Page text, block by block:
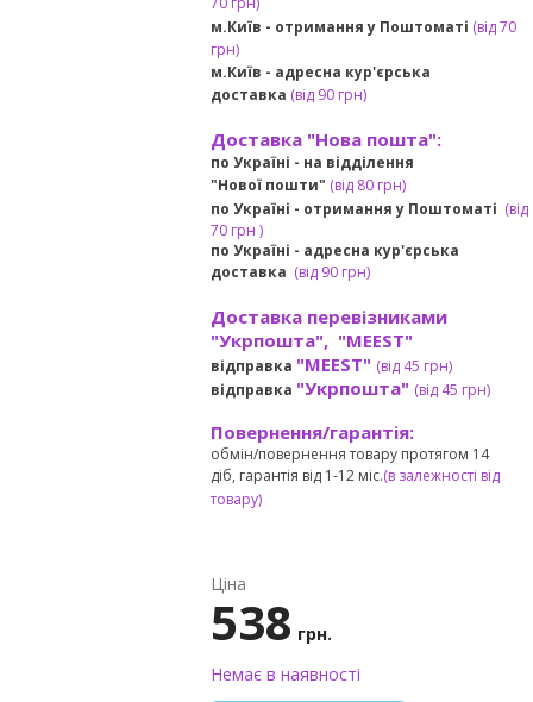
м.Київ - отримання у Поштоматі (від 70
грн)
м.Київ - адресна кур'єрська
доставка (від90 грн)
Доставка "Нова пошта":
по Україні - на відділення
"Нової пошти" (від 80 грн)
по Україні - отримання у Поштоматі (від
70 грн )
по Україні - адресна кур'єрська
доставка (від90 грн)
Доставка перевізниками
"Укрпошта", "MEEST"
відправка "MEEST" (від 45 грн)
відправка "Укрпошта" (від 45 грн)
Повернення/гарантія:
обмін/повернення товару протягом 14
діб, гарантія від 1-12 міс.(в залежності від
товару)
Ціна
538 грн.
Немає в наявності